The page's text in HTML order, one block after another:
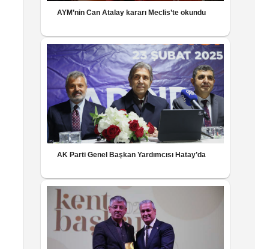
AYM’nin Can Atalay kararı Meclis’te okundu
AK Parti Genel Başkan Yardımcısı Hatay’da